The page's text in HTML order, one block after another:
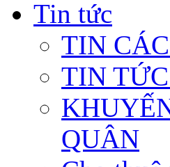
Tin tức
TIN
TIN
QUÂN